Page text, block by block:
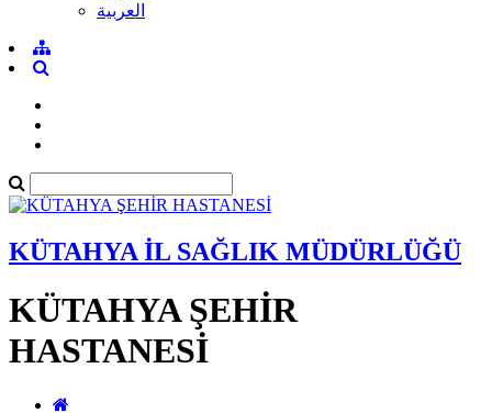
العربية
KÜTAHYA İL SAĞLIK MÜDÜRLÜĞÜ
KÜTAHYA ŞEHİR
HASTANESİ